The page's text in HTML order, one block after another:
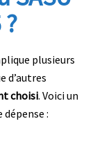
plusieurs
d’autres
choisi. Voici un
: